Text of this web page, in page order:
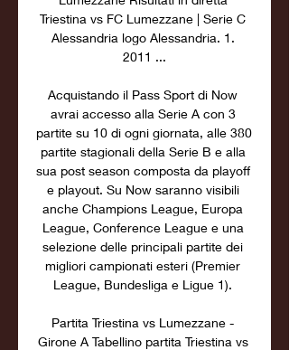
Triestina vs FC Lumezzane | Serie C
Alessandria logo Alessandria. 1.
2011 ...
Acquistando il Pass Sport di Now
avrai accesso alla Serie A con 3
partite su 10 di ogni giornata, alle 380
partite stagionali della Serie B e alla
sua post season composta da playoff
e playout. Su Now saranno visibili
anche Champions League, Europa
League, Conference League e una
selezione delle principali partite dei
migliori campionati esteri (Premier
League, Bundesliga e Ligue 1).
Partita Triestina vs Lumezzane -
Girone A Tabellino partita Triestina vs